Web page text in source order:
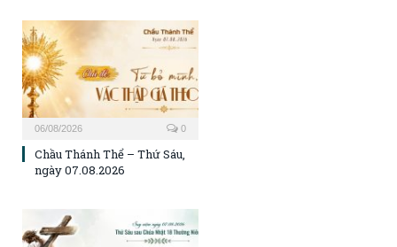
06/08/2026 0
Chầu Thánh Thể – Thứ Sáu,
ngày 07.08.2026